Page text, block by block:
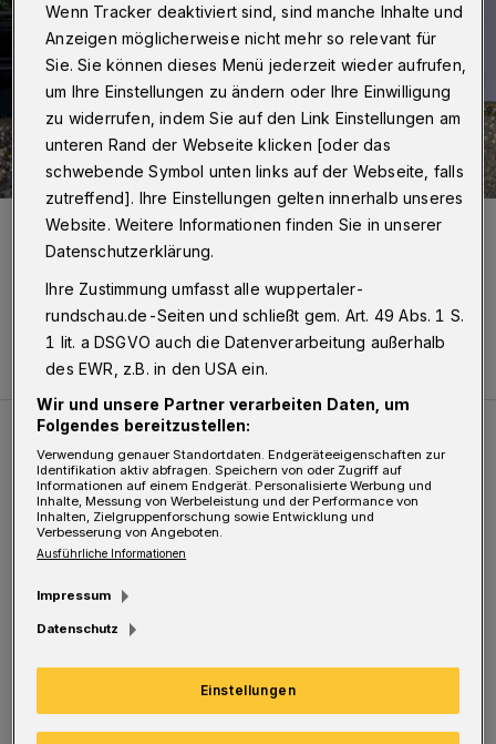
Weitere Bilderstrecken
Sommer in der Elberfelder City
Wenn Tracker deaktiviert sind, sind manche Inhalte und
Anzeigen möglicherweise nicht mehr so relevant für
Sie. Sie können dieses Menü jederzeit wieder aufrufen,
um Ihre Einstellungen zu ändern oder Ihre Einwilligung
zu widerrufen, indem Sie auf den Link Einstellungen am
unteren Rand der Webseite klicken [oder das
schwebende Symbol unten links auf der Webseite, falls
zutreffend]. Ihre Einstellungen gelten innerhalb unseres
Website. Weitere Informationen finden Sie in unserer
Datenschutzerklärung.
Ihre Zustimmung umfasst alle wuppertaler-
rundschau.de-Seiten und schließt gem. Art. 49 Abs. 1 S.
1 lit. a DSGVO auch die Datenverarbeitung außerhalb
des EWR, z.B. in den USA ein.
Wir und unsere Partner verarbeiten Daten, um
Folgendes bereitzustellen:
Verwendung genauer Standortdaten. Endgeräteeigenschaften zur
Identifikation aktiv abfragen. Speichern von oder Zugriff auf
Informationen auf einem Endgerät. Personalisierte Werbung und
Inhalte, Messung von Werbeleistung und der Performance von
Inhalten, Zielgruppenforschung sowie Entwicklung und
Verbesserung von Angeboten.
Ausführliche Informationen
Impressum
Datenschutz
Einstellungen